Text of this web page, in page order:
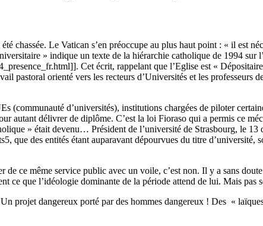
chassée. Le Vatican s’en préoccupe au plus haut point : « il est
» indique un texte de la hiérarchie catholique de 1994 sur
Cet écrit, rappelant que l’Eglise est «
pastoral orienté vers les recteurs d’Universités et les professeurs
(communauté d’universités), institutions chargées de piloter
autant délivrer de diplôme. C’est la loi Fioraso qui a permis ce
» était devenu… Président de l’université de Strasbourg, le 13
que des entités étant auparavant dépourvues du titre d’université,
ce même service public avec un voile, c’est non. Il y a sans
ce que l’idéologie dominante de la période attend de lui. Mais pas
projet dangereux porté par des hommes dangereux ! Des «